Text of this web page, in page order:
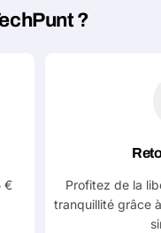
?
€
Profitez de la
tranquillité grâce